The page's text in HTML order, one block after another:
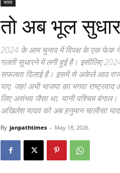
भारत
तो अब भूल
2024 के आम चुनाव में विपक्ष के एक फेक
गलती सुधारने में लगी हुई है। इसीलिए
सफलता दिलाई है। इसमें से अकेले आठ
पाए, जहां अभी भाजपा का भगवा
लिए असंभव जैसा था, यानी पश्चिम
अखिलेश यादव को अब हनुमान चालीसा
By janpathtimes - May 18, 2026